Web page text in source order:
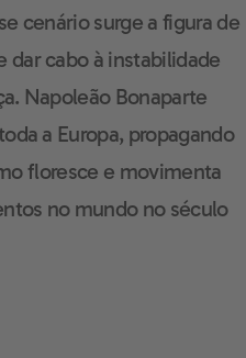
cenário surge a figura de
dar cabo à instabilidade
Napoleão Bonaparte
a Europa, propagando
floresce e movimenta
no mundo no século